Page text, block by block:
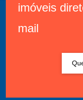
imóveis
mail